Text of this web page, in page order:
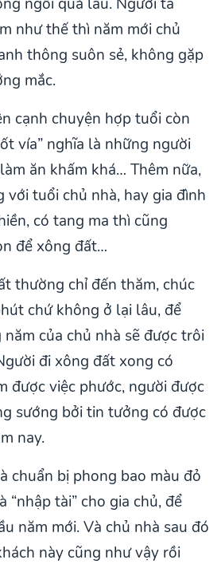
như thế thì năm mới chủ
thông suôn sẻ, không gặp
mắc.
cạnh chuyện hợp tuổi còn
vía” nghĩa là những người
ăn khấm khá… Thêm nữa,
với tuổi chủ nhà, hay gia đình
có tang ma thì cũng
để xông đất…
thường chỉ đến thăm, chúc
chứ không ở lại lâu, để
của chủ nhà sẽ được trôi
đi xông đất xong có
được việc phước, người được
sướng bởi tin tưởng có được
nay.
chuẩn bị phong bao màu đỏ
“nhập tài” cho gia chủ, để
năm mới. Và chủ nhà sau đó
này cũng như vậy rồi